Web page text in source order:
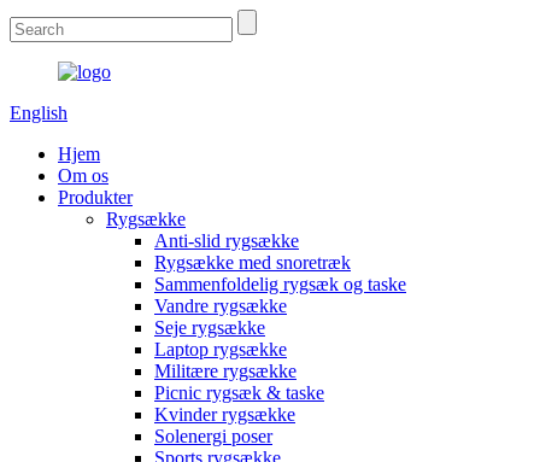
English
Hjem
Om os
Produkter
Rygsække
Anti-slid rygsække
Rygsække med snoretræk
Sammenfoldelig rygsæk og taske
Vandre rygsække
Seje rygsække
Laptop rygsække
Militære rygsække
Picnic rygsæk & taske
Kvinder rygsække
Solenergi poser
Sports rygsække